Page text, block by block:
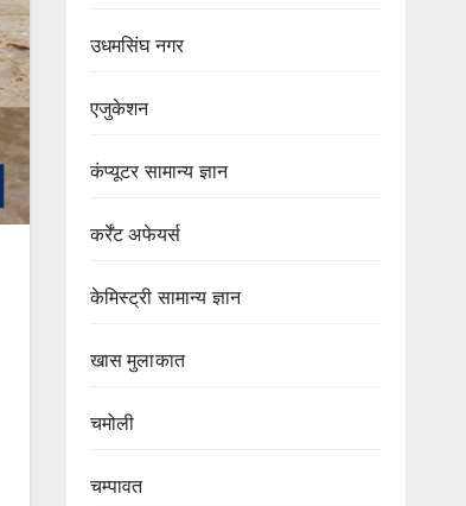
उधमसिंघ नगर
एजुकेशन
कंप्यूटर सामान्य ज्ञान
कर्रेंट अफेयर्स
केमिस्ट्री सामान्य ज्ञान
खास मुलाकात
चमोली
चम्पावत